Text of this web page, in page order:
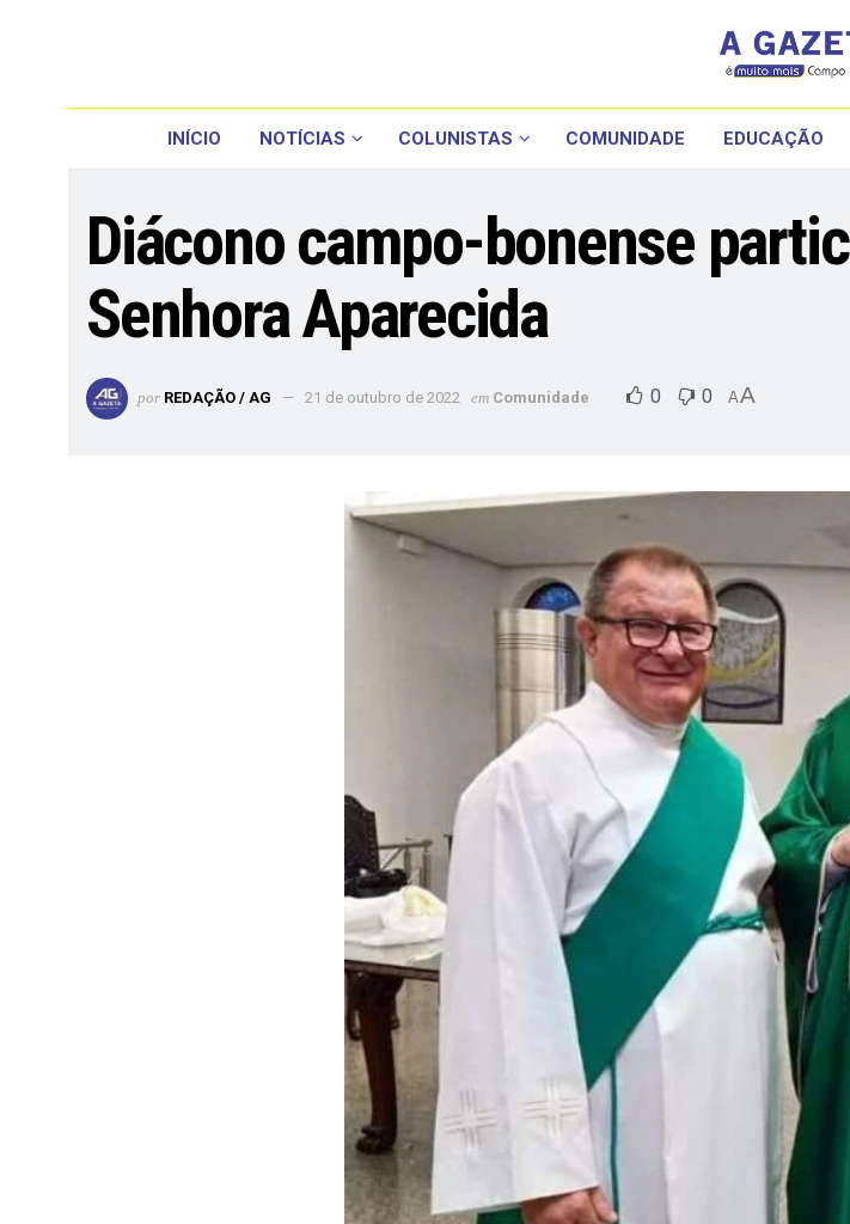
INÍCIO NOTÍCIAS COLUNISTAS COMUNIDADE EDUCAÇÃO
Diácono campo-bonense
Senhora Aparecida
por REDAÇÃO / AG 21 de outubro de 2022 em Comunidade 0 0 AA